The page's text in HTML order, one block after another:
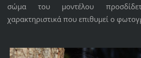
σώμα του μοντέλου
χαρακτηριστικά που επιθυμεί ο